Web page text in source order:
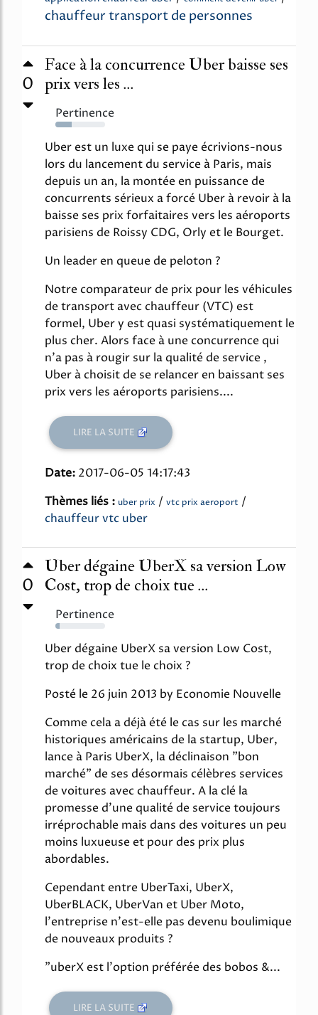
chauffeur transport de personnes
0
Face à la concurrence Uber baisse ses
prix vers les ...
Pertinence
33%
Uber est un luxe qui se paye écrivions-nous
lors du lancement du service à Paris, mais
depuis un an, la montée en puissance de
concurrents sérieux a forcé Uber à revoir à la
baisse ses prix forfaitaires vers les aéroports
parisiens de Roissy CDG, Orly et le Bourget.
Un leader en queue de peloton ?
Notre comparateur de prix pour les véhicules
de transport avec chauffeur (VTC) est
formel, Uber y est quasi systématiquement le
plus cher. Alors face à une concurrence qui
n'a pas à rougir sur la qualité de service ,
Uber à choisit de se relancer en baissant ses
prix vers les aéroports parisiens....
LIRE LA SUITE
Date: 2017-06-05 14:17:43
Thèmes liés : uber prix / vtc prix aeroport /
chauffeur vtc uber
0
Uber dégaine UberX sa version Low
Cost, trop de choix tue ...
Pertinence
9%
Uber dégaine UberX sa version Low Cost,
trop de choix tue le choix ?
Posté le 26 juin 2013 by Economie Nouvelle
Comme cela a déjà été le cas sur les marché
historiques américains de la startup, Uber,
lance à Paris UberX, la déclinaison "bon
marché" de ses désormais célèbres services
de voitures avec chauffeur. A la clé la
promesse d'une qualité de service toujours
irréprochable mais dans des voitures un peu
moins luxueuse et pour des prix plus
abordables.
Cependant entre UberTaxi, UberX,
UberBLACK, UberVan et Uber Moto,
l'entreprise n'est-elle pas devenu boulimique
de nouveaux produits ?
"uberX est l'option préférée des bobos &...
LIRE LA SUITE